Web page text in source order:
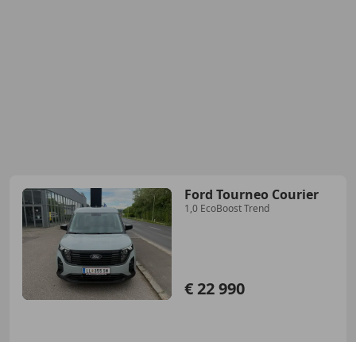
Ford Tourneo Courier
1,0 EcoBoost Trend
€ 22 990